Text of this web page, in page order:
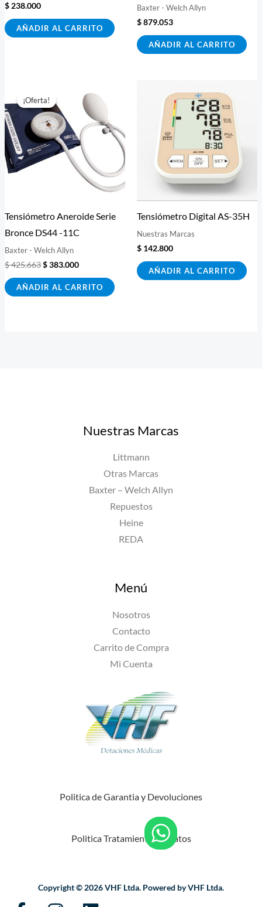
$ 238.000
AÑADIR AL CARRITO
Baxter - Welch Allyn
$879.053
AÑADIR AL CARRITO
¡Oferta!
¡Oferta!
Tensiómetro Aneroide Serie
Bronce DS44 -11C
Baxter - Welch Allyn
$425.663
precio
original
era:
$ 425.663.
$383.000
precio
actual
es:
$ 383.000.
AÑADIR AL CARRITO
Tensiómetro Digital AS-35H
Nuestras Marcas
$ 142.800
AÑADIR AL CARRITO
Nuestras Marcas
Littmann
Otras Marcas
Baxter – Welch Allyn
Repuestos
Heine
REDA
Menú
Nosotros
Contacto
Carrito de Compra
Mi Cuenta
Politica de Garantia y Devoluciones
Politica Tratamiento de Datos
Copyright © 2026 VHF Ltda. Powered by VHF Ltda.